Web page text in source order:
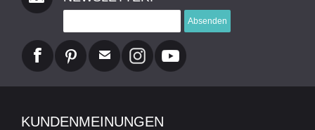
Absenden
KUNDENMEINUNGEN